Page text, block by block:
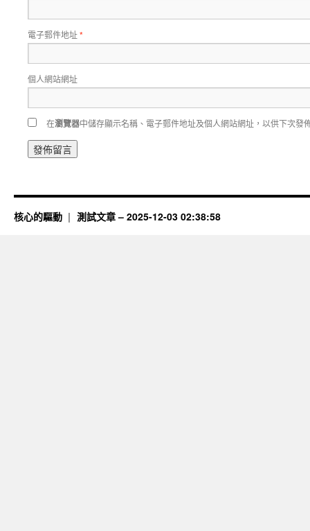
電子郵件地址*
個人網站網址
在瀏覽器中儲存顯示名稱、電子郵件地址及個人網站網址，以供下次發
核心的驅動 測試文章 – 2025-12-03 02:38:58